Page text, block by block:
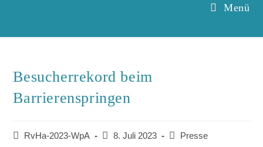
Menü
Besucherrekord beim
Barrierenspringen
RvHa-2023-WpA 8. Juli 2023 Presse